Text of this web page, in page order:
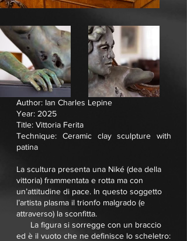
Author: Ian Charles Lepine
Year: 2025
Title: Vittoria Ferita
Technique: Ceramic clay sculpture with
patina
La scultura presenta una Niké (dea della
vittoria) frammentata e rotta ma con
un’attitudine di pace. In questo soggetto
l’artista plasma il trionfo malgrado (e
attraverso) la sconfitta.
La figura si sorregge con un braccio
ed è il vuoto che ne definisce lo scheletro: